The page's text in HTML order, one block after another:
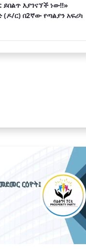
እያገናኘች ነው!!»
ር) በ2ኛው የጣልያን አፍሪካ